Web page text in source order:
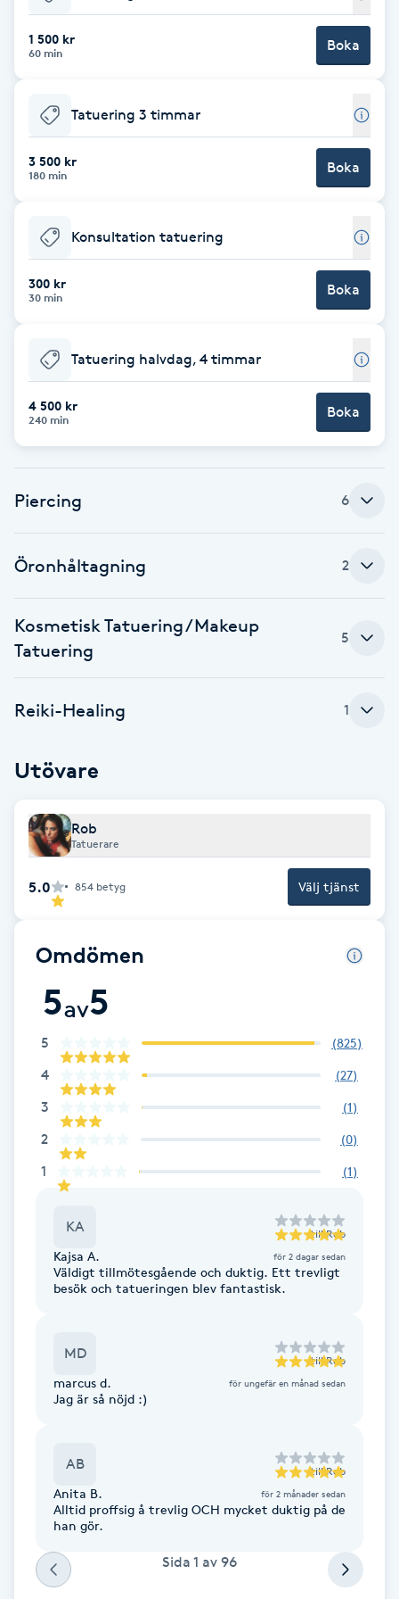
Babylights
Balayage
Barber
Barnklippning
BIAB
Blowout
Bottenfärg
Brynplockning
Bröllopsuppsättning
Celluliter
Coachning
Dermapen
Enzympeeling
Extensions
Extensions borttagning
Eyeliner-tatuering
Face framing
Fibromassage
Fotmassage
1 500 kr
60 min Boka
Tatuering 3 timmar
3 500 kr
180 min Boka
Konsultation tatuering
300 kr
30 min Boka
Tatuering halvdag, 4 timmar
4 500 kr
240 min Boka
Piercing 6
Öronhåltagning 2
Kosmetisk Tatuering /Makeup
Tatuering
5
Reiki-Healing 1
Utövare
Rob
Tatuerare
5.0 854 betyg Välj tjänst
Omdömen
5av5
5 (825)
4 (27)
3 (1)
2 (0)
1 (1)
KA till Rob
Kajsa A. för 2 dagar sedan
Väldigt tillmötesgående och duktig. Ett trevligt
besök och tatueringen blev fantastisk.
MD till Rob
marcus d. för ungefär en månad sedan
Jag är så nöjd :)
AB till Rob
Anita B. för 2 månader sedan
Alltid proffsig å trevlig OCH mycket duktig på de
han gör.
Sida 1 av 96